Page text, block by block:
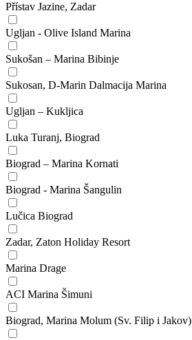
Přístav Jazine, Zadar
Ugljan - Olive Island Marina
Sukošan – Marina Bibinje
Sukosan, D-Marin Dalmacija Marina
Ugljan – Kukljica
Luka Turanj, Biograd
Biograd – Marina Kornati
Biograd - Marina Šangulin
Lučica Biograd
Zadar, Zaton Holiday Resort
Marina Drage
ACI Marina Šimuni
Biograd, Marina Molum (Sv. Filip i Jakov)